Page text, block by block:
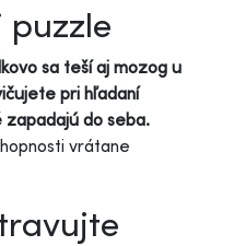
puzzle
sa teší aj mozog u
pri hľadaní
zapadajú do seba.
vrátane